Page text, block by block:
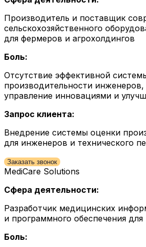
Производитель и поставщик
сельскохозяйственного
для фермеров и агрохолдингов
Боль:
Отсутствие эффективной
производительности инженеров,
управление инновациями и
Запрос клиента:
Внедрение системы оценки
для инженеров и технического
Заказать звонок
MediCare Solutions
Сфера деятельности:
Разработчик медицинских
и программного обеспечения
Боль: